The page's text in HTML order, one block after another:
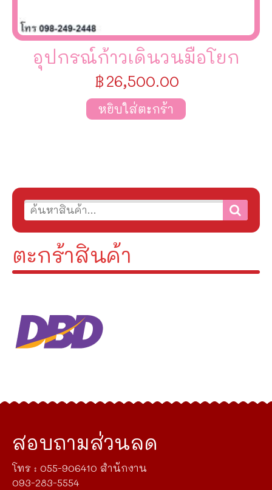
ตะกร้าสินค้า
อุปกรณ์ก้าวเดินวนมือโยก
฿26,500.00
หยิบใส่ตะกร้า
สอบถามส่วนลด
โทร : 055-906410 สำนักงาน
093-283-5554